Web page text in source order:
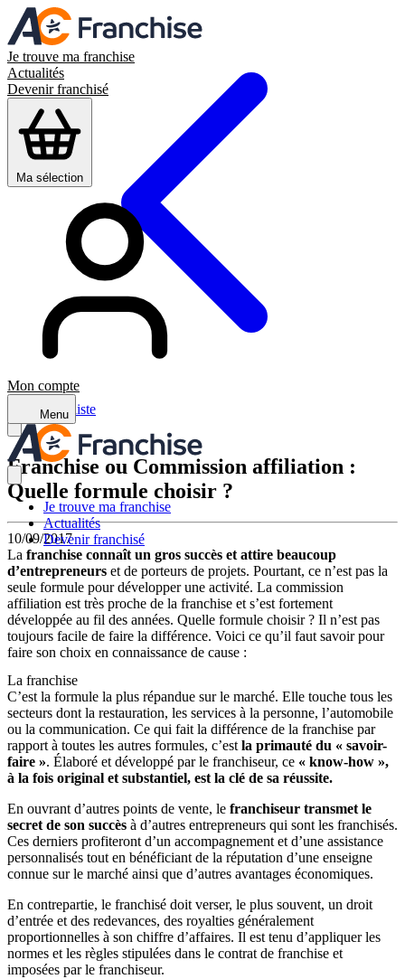
Je trouve ma franchise
Actualités
Devenir franchisé
Ma sélection
Mon compte
Menu
Je trouve ma franchise
Actualités
Devenir franchisé
Retour à la liste
Franchise ou Commission affiliation :
Quelle formule choisir ?
10/09/2017
La franchise connaît un gros succès et attire beaucoup
d’entrepreneurs et de porteurs de projets. Pourtant, ce n’est pas la
seule formule pour développer une activité. La commission
affiliation est très proche de la franchise et s’est fortement
développée au fil des années. Quelle formule choisir ? Il n’est pas
toujours facile de faire la différence. Voici ce qu’il faut savoir pour
faire son choix en connaissance de cause :
La franchise
C’est la formule la plus répandue sur le marché. Elle touche tous les
secteurs dont la restauration, les services à la personne, l’automobile
ou la communication. Ce qui fait la différence de la franchise par
rapport à toutes les autres formules, c’est la primauté du « savoir-
faire ». Élaboré et développé par le franchiseur, ce « know-how »,
à la fois original et substantiel, est la clé de sa réussite.
En ouvrant d’autres points de vente, le franchiseur transmet le
secret de son succès à d’autres entrepreneurs qui sont les franchisés.
Ces derniers profiteront d’un accompagnement et d’une assistance
personnalisés tout en bénéficiant de la réputation d’une enseigne
connue sur le marché ainsi que d’autres avantages économiques.
En contrepartie, le franchisé doit verser, le plus souvent, un droit
d’entrée et des redevances, des royalties généralement
proportionnelles à son chiffre d’affaires. Il est tenu d’appliquer les
normes et les règles stipulées dans le contrat de franchise et
imposées par le franchiseur.